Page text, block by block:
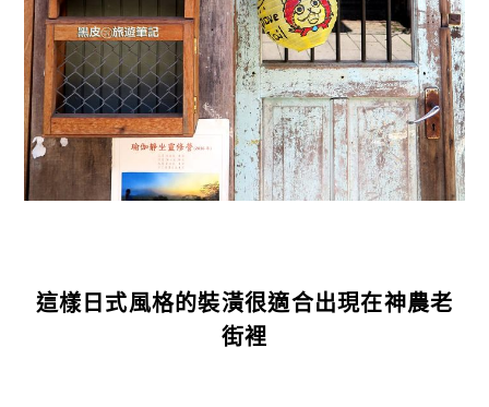
這樣日式風格的裝潢很適合出現在神農老
街裡